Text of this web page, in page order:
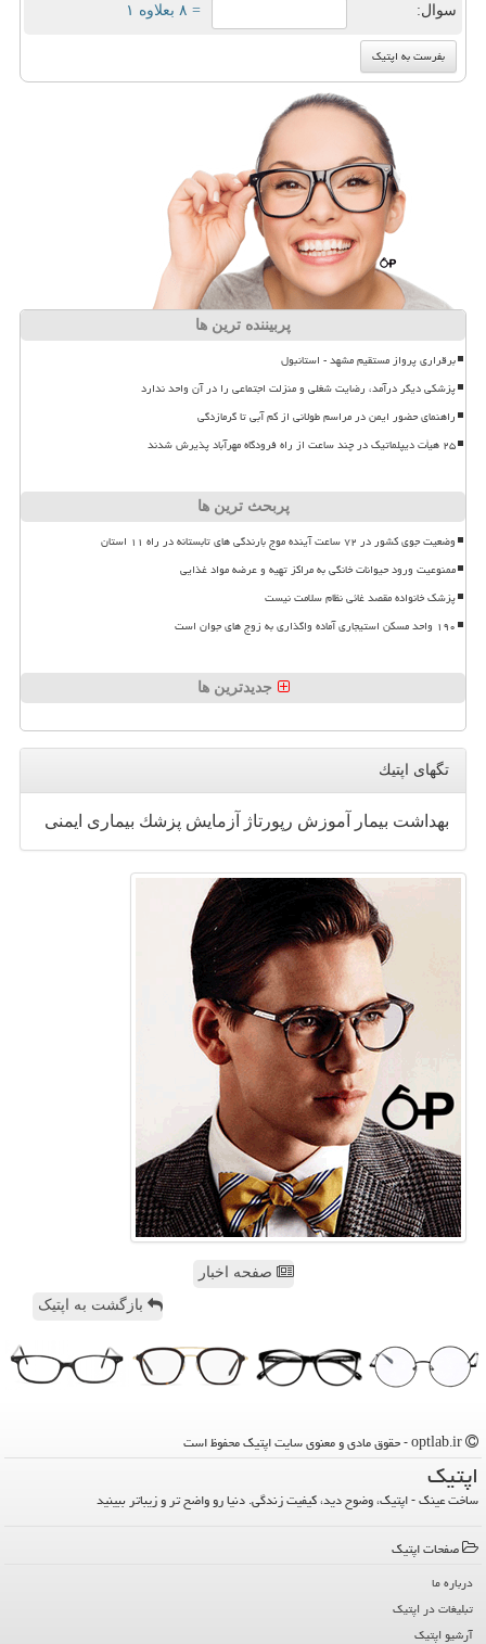
سوال: = ۸ بعلاوه ۱
پربیننده ترین ها
برقراری پرواز مستقیم مشهد - استانبول
پزشکی دیگر درآمد، رضایت شغلی و منزلت اجتماعی را در آن واحد ندارد
راهنمای حضور ایمن در مراسم طولانی از کم آبی تا گرمازدگی
۲۵ هیأت دیپلماتیک در چند ساعت از راه فرودگاه مهرآباد پذیرش شدند
پربحث ترین ها
وضعیت جوی کشور در ۷۲ ساعت آینده موج بارندگی های تابستانه در راه ۱۱ استان
ممنوعیت ورود حیوانات خانگی به مراکز تهیه و عرضه مواد غذایی
پزشک خانواده مقصد غائی نظام سلامت نیست
۱۹۰ واحد مسکن استیجاری آماده واگذاری به زوج های جوان است
جدیدترین ها
تگهای اپتیك
بهداشت بیمار آموزش رپورتاژ آزمایش پزشك بیماری ایمنی
صفحه اخبار
بازگشت به اپتیک
اپتیك
ساخت عینک - اپتیک، وضوح دید، کیفیت زندگی. دنیا رو واضح تر و زیباتر ببینید
صفحات اپتیك
درباره ما
تبلیغات در اپتیك
آرشیو اپتیك